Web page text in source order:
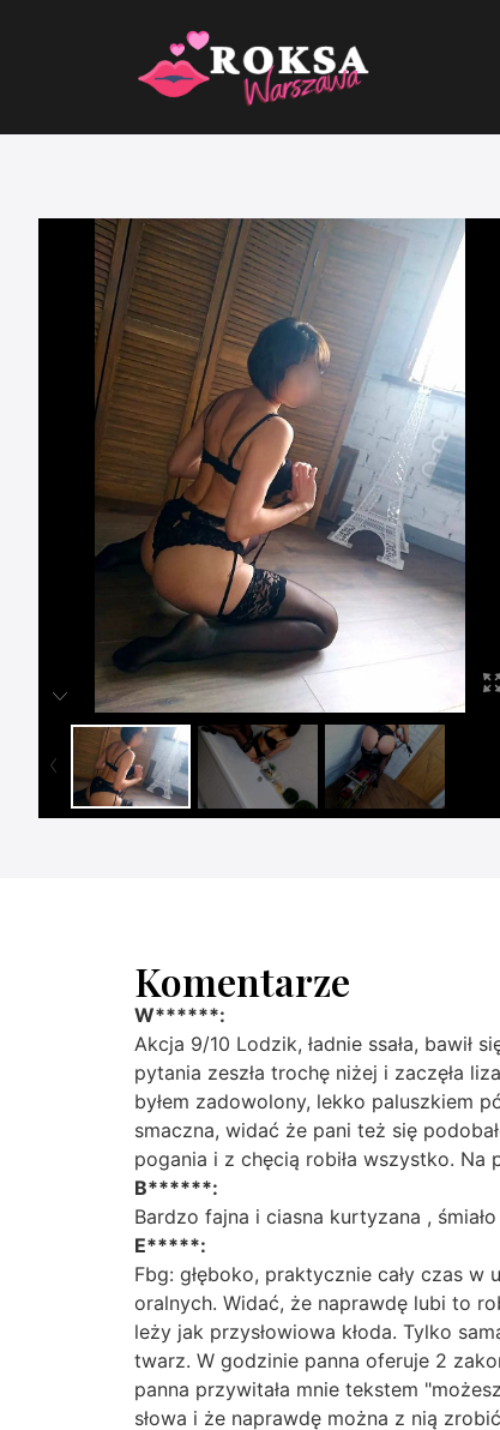
Komentarze
W******:
Akcja 9/10 Lodzik, ładnie ssała, bawił
pytania zeszła trochę niżej i zaczęła
byłem zadowolony, lekko paluszkiem
smaczna, widać że pani też się
pogania i z chęcią robiła wszystko. Na
B******:
Bardzo fajna i ciasna kurtyzana ,
E*****:
Fbg: głęboko, praktycznie cały czas w
oralnych. Widać, że naprawdę lubi to
leży jak przysłowiowa kłoda. Tylko
twarz. W godzinie panna oferuje 2
panna przywitała mnie tekstem
słowa i że naprawdę można z nią